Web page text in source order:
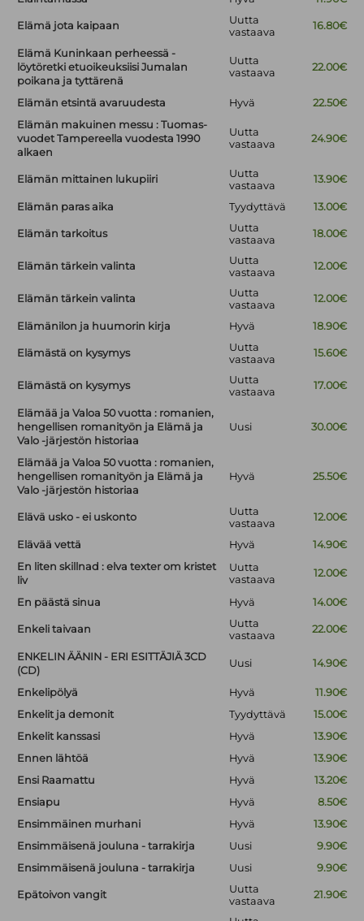
Elämä jota kaipaan
Uutta
vastaava
16.80€
Elämä Kuninkaan perheessä -
löytöretki etuoikeuksiisi Jumalan
poikana ja tyttärenä
Uutta
vastaava
22.00€
Elämän etsintä avaruudesta Hyvä
22.50€
Elämän makuinen messu : Tuomas-
vuodet Tampereella vuodesta 1990
alkaen
Uutta
vastaava
24.90€
Elämän mittainen lukupiiri
Uutta
vastaava
13.90€
Elämän paras aika Tyydyttävä 13.00€
Elämän tarkoitus
Uutta
vastaava
18.00€
Elämän tärkein valinta
Uutta
vastaava
12.00€
Elämän tärkein valinta
Uutta
vastaava
12.00€
Elämänilon ja huumorin kirja Hyvä 18.90€
Elämästä on kysymys
Uutta
vastaava
15.60€
Elämästä on kysymys
Uutta
vastaava
17.00€
Elämää ja Valoa 50 vuotta : romanien,
hengellisen romanityön ja Elämä ja
Valo -järjestön historiaa
Uusi 30.00€
Elämää ja Valoa 50 vuotta : romanien,
hengellisen romanityön ja Elämä ja
Valo -järjestön historiaa
Hyvä 25.50€
Elävä usko - ei uskonto
Uutta
vastaava
12.00€
Elävää vettä Hyvä
14.90€
En liten skillnad : elva texter om kristet
liv
Uutta
vastaava
12.00€
En päästä sinua Hyvä 14.00€
Enkeli taivaan
Uutta
vastaava
22.00€
ENKELIN ÄÄNIN - ERI ESITTÄJIÄ 3CD
(CD)
Uusi 14.90€
Enkelipölyä Hyvä
11.90€
Enkelit ja demonit
Tyydyttävä
15.00€
Enkelit kanssasi
Hyvä
13.90€
Ennen lähtöä
Hyvä
13.90€
Ensi Raamattu
Hyvä
13.20€
Ensiapu
Hyvä
8.50€
Ensimmäinen murhani
Hyvä
13.90€
Ensimmäisenä jouluna - tarrakirja
Uusi
9.90€
Ensimmäisenä jouluna - tarrakirja
Uusi 9.90€
Epätoivon vangit
Uutta
vastaava
21.90€